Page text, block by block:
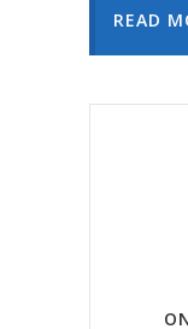
READ